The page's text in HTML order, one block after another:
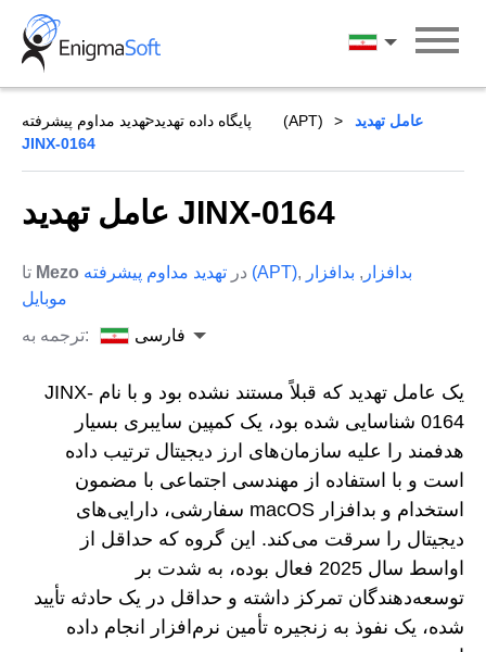
Skip
content
فارسی
پایگاه داده تهدید تهدید مداوم پیشرفته (APT)
عامل تهدید
JINX-0164
عامل تهدید JINX-0164
Mezo در تهدید مداوم پیشرفته (APT), بدافزار , بدافزار
موبایل
ترجمه به:
فارسی
یک عامل تهدید که قبلاً مستند نشده بود و با نام JINX-
0164 شناسایی شده بود، یک کمپین سایبری بسیار
هدفمند را علیه سازمان‌های ارز دیجیتال ترتیب داده
است و با استفاده از مهندسی اجتماعی با مضمون
استخدام و بدافزار macOS سفارشی، دارایی‌های
دیجیتال را سرقت می‌کند. این گروه که حداقل از
اواسط سال 2025 فعال بوده، به شدت بر
توسعه‌دهندگان تمرکز داشته و حداقل در یک حادثه تأیید
شده، یک نفوذ به زنجیره تأمین نرم‌افزار انجام داده